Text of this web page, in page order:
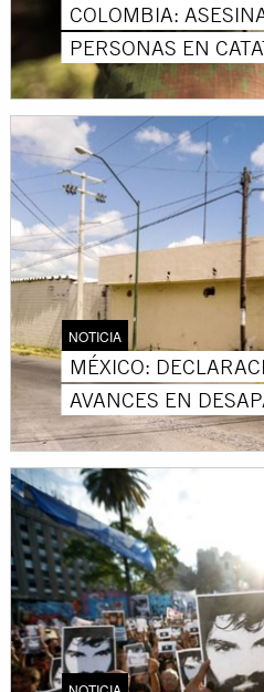
COLOMBIA:
PERSONAS EN
NOTICIA
MÉXICO:
AVANCES EN